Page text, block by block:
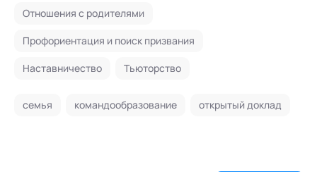
Отношения с родителями
Профориентация и поиск призвания
Наставничество Тьюторство
семья командообразование открытый доклад